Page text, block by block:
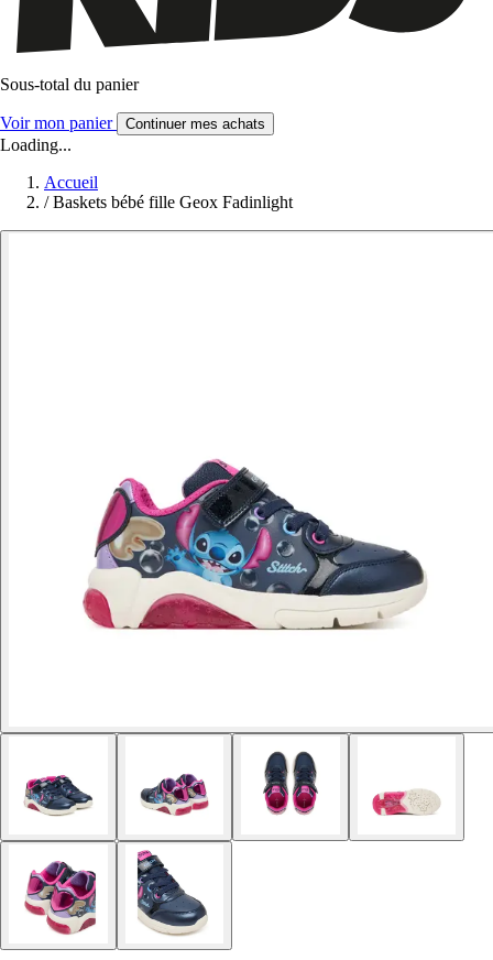
Sous-total du panier
Voir mon panier Continuer mes achats
Loading...
Accueil
/ Baskets bébé fille Geox Fadinlight